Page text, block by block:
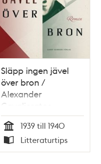
Släpp ingen jävel
över bron /
Alexander
Cavalieratos
Tid
1939 till 1940
Typ
Litteraturtips